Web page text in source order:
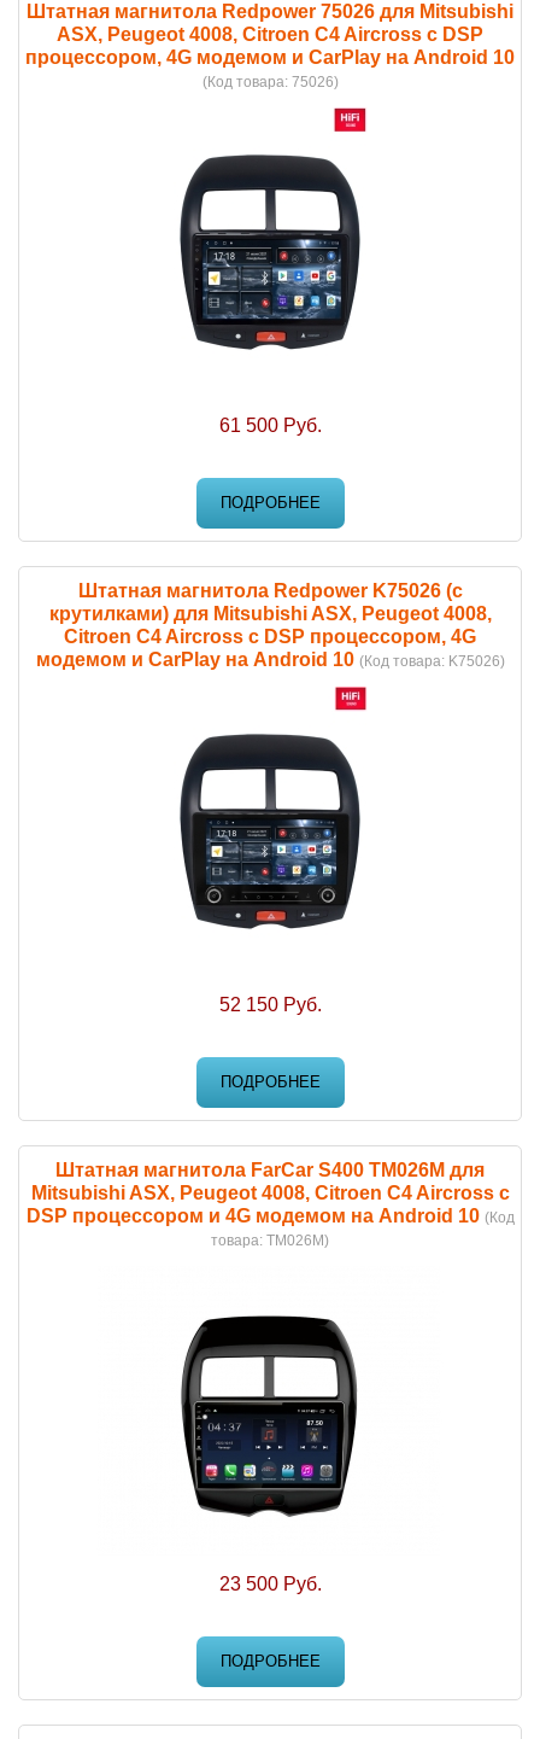
Штатная магнитола Redpower 75026 для Mitsubishi
ASX, Peugeot 4008, Citroen C4 Aircross с DSP
процессором, 4G модемом и CarPlay на Android 10
(Код товара: 75026)
61 500 Руб.
ПОДРОБНЕЕ
Штатная магнитола Redpower K75026 (с
крутилками) для Mitsubishi ASX, Peugeot 4008,
Citroen C4 Aircross с DSP процессором, 4G
модемом и CarPlay на Android 10 (Код товара: K75026)
52 150 Руб.
ПОДРОБНЕЕ
Штатная магнитола FarCar S400 TM026M для
Mitsubishi ASX, Peugeot 4008, Citroen C4 Aircross с
DSP процессором и 4G модемом на Android 10 (Код
товара: TM026M)
23 500 Руб.
ПОДРОБНЕЕ